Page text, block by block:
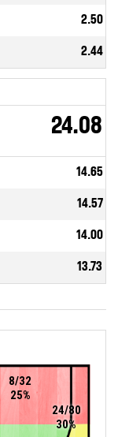
2.50
2.44
24.08
14.65
14.57
14.00
13.73
24/80
30%
8/32
25%